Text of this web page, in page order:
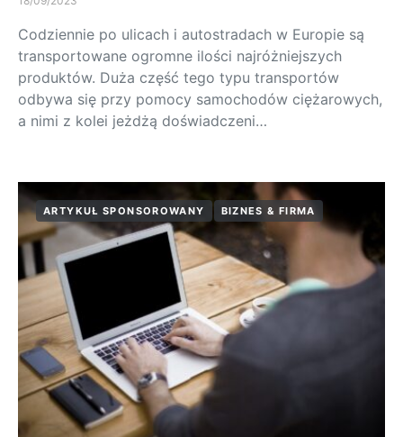
Codziennie po ulicach i autostradach w Europie są
transportowane ogromne ilości najróżniejszych
produktów. Duża część tego typu transportów
odbywa się przy pomocy samochodów ciężarowych,
a nimi z kolei jeżdżą doświadczeni…
ARTYKUŁ SPONSOROWANY BIZNES & FIRMA